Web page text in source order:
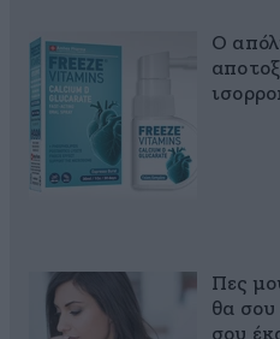
Ο
Πες
θα σου